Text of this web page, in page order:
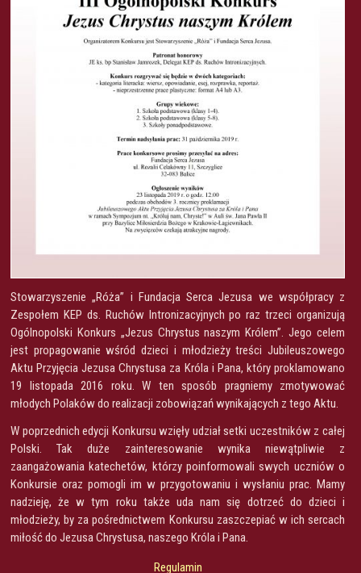
Stowarzyszenie „Róża” i Fundacja Serca Jezusa we współpracy z
Zespołem KEP ds. Ruchów Intronizacyjnych po raz trzeci organizują
Ogólnopolski Konkurs „Jezus Chrystus naszym Królem”. Jego celem
jest propagowanie wśród dzieci i młodzieży treści Jubileuszowego
Aktu Przyjęcia Jezusa Chrystusa za Króla i Pana, który proklamowano
19 listopada 2016 roku. W ten sposób pragniemy zmotywować
młodych Polaków do realizacji zobowiązań wynikających z tego Aktu.
W poprzednich edycji Konkursu wzięły udział setki uczestników z całej
Polski. Tak duże zainteresowanie wynika niewątpliwie z
zaangażowania katechetów, którzy poinformowali swych uczniów o
Konkursie oraz pomogli im w przygotowaniu i wysłaniu prac. Mamy
nadzieję, że w tym roku także uda nam się dotrzeć do dzieci i
młodzieży, by za pośrednictwem Konkursu zaszczepiać w ich sercach
miłość do Jezusa Chrystusa, naszego Króla i Pana.
Regulamin